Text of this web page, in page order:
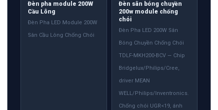
Đèn pha module 200W
Cầu Lông
Đèn Pha LED Module 200W
Sân Cầu Lông Chống Chói
Đèn sân bóng chuyền
200w module chống
chói
Đèn Pha LED 200W Sân
Bóng Chuyền Chống Chói
TDLF-MKH200-BCV — Chip
Bridgelux/Philips/Cree,
driver MEAN
WELL/Philips/Inventronics.
Chống chói UGR<19, ánh